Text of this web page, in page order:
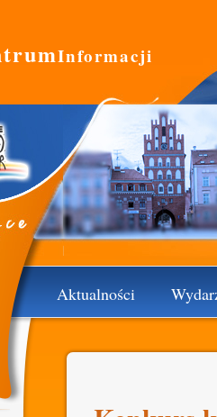
Informacji
Aktualności